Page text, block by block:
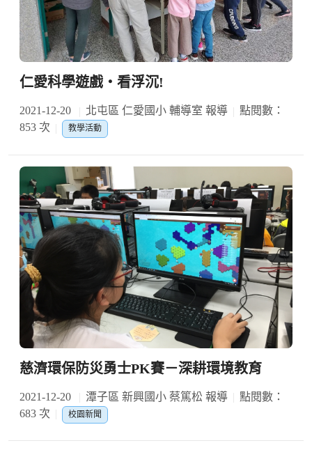
仁愛科學遊戲‧看浮沉!
2021-12-20 北屯區 仁愛國小 輔導室 報導
點閱數：
853 次
教學活動
慈濟環保防災勇士PK賽－深耕環境教育
2021-12-20 潭子區 新興國小 蔡篤松 報導
點閱數：
683 次
校園新聞